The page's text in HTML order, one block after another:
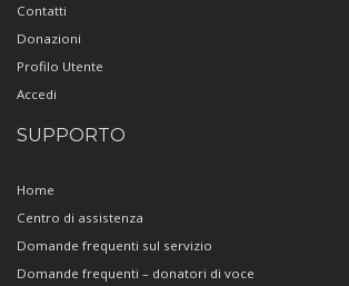
Contatti
Donazioni
Profilo Utente
Accedi
SUPPORTO
Home
Centro di assistenza
Domande frequenti sul servizio
Domande frequenti – donatori di voce